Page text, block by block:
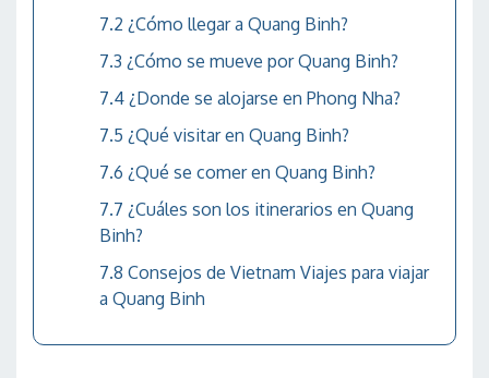
¿Cómo llegar a Quang Binh?
¿Cómo se mueve por Quang Binh?
¿Donde se alojarse en Phong Nha?
¿Qué visitar en Quang Binh?
¿Qué se comer en Quang Binh?
¿Cuáles son los itinerarios en Quang
Binh?
Consejos de Vietnam Viajes para viajar
a Quang Binh